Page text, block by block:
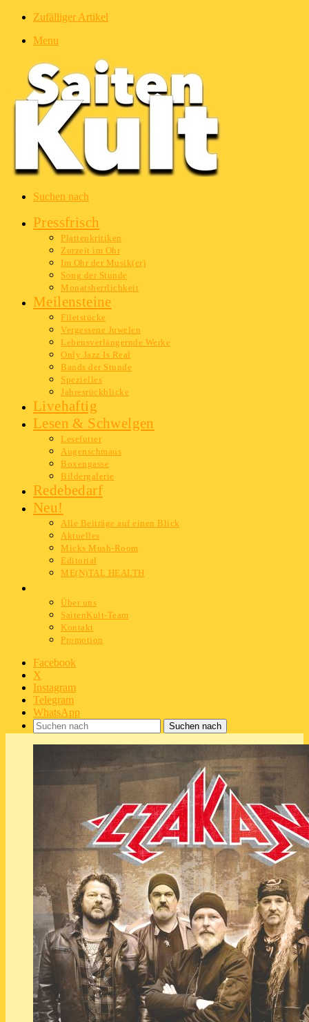
Zufälliger Artikel
Menu
Suchen nach
Pressfrisch
Plattenkritiken
Zurzeit im Ohr
Im Ohr der Musik(er)
Song der Stunde
Monatsherrlichkeit
Meilensteine
Filetstücke
Vergessene Juwelen
Lebensverlängernde Werke
Only Jazz Is Real
Bands der Stunde
Spezielles
Jahresrückblicke
Livehaftig
Lesen & Schwelgen
Lesefutter
Augenschmaus
Boxengasse
Bildergalerie
Redebedarf
Neu!
Alle Beiträge auf einen Blick
Aktuelles
Micks Mush-Room
Editorial
ME(N)TAL HEALTH
Über uns
SaitenKult-Team
Kontakt
Promotion
Facebook
X
Instagram
Telegram
WhatsApp
Suchen nach